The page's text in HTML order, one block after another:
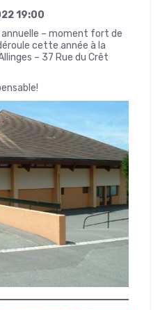
19:00
annuelle – moment fort de
cette année à la
– 37 Rue du Crêt